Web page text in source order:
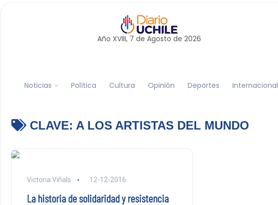
Año XVIII, 7 de Agosto de 2026
Noticias Política Cultura Opinión Deportes Internacional
CLAVE: A LOS ARTISTAS DEL MUNDO
Victoria Viñals 12-12-2016
La historia de solidaridad y resistencia